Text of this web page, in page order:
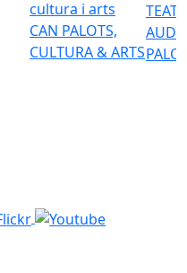
CAN PALOTS,
CULTURA & ARTS